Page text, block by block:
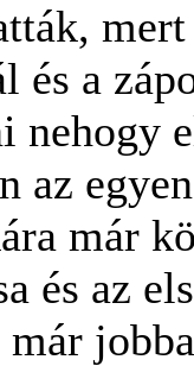
és a
nehogy
az
már
és az
már